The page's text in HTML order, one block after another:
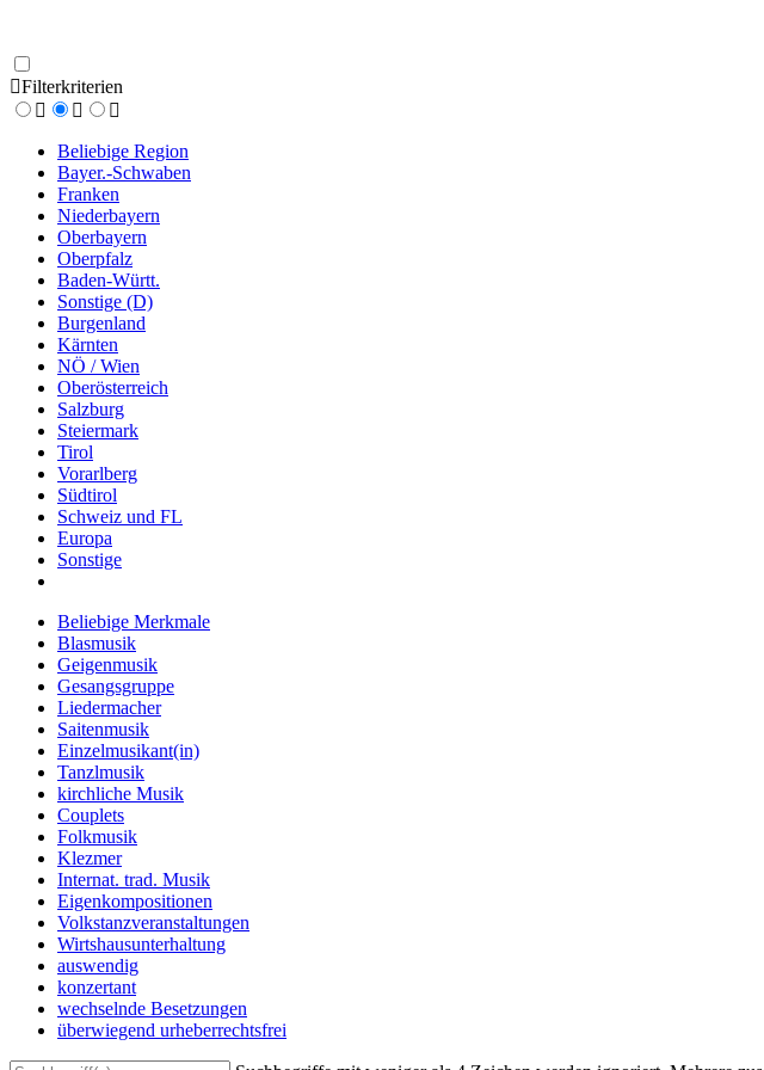
Filterkriterien
Beliebige Region
Bayer.-Schwaben
Franken
Niederbayern
Oberbayern
Oberpfalz
Baden-Württ.
Sonstige (D)
Burgenland
Kärnten
NÖ / Wien
Oberösterreich
Salzburg
Steiermark
Tirol
Vorarlberg
Südtirol
Schweiz und FL
Europa
Sonstige
Beliebige Merkmale
Blasmusik
Geigenmusik
Gesangsgruppe
Liedermacher
Saitenmusik
Einzelmusikant(in)
Tanzlmusik
kirchliche Musik
Couplets
Folkmusik
Klezmer
Internat. trad. Musik
Eigenkompositionen
Volkstanzveranstaltungen
Wirtshausunterhaltung
auswendig
konzertant
wechselnde Besetzungen
überwiegend urheberrechtsfrei